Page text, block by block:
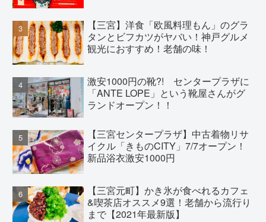
【三宮】洋食「欧風料理もん」のグラ
タンとビフカツがヤバい！神戸グルメ
観光におすすめ！老舗の味！
激安1000円の靴?! センタープラザに
「ANTE LOPE」という靴屋さんがグ
ランドオープン！！
【三宮センタープラザ】中古着物リサ
イクル「きものCITY」7/7オープン！
新品浴衣激安1000円
【三宮元町】かき氷が食べれるカフェ
&喫茶店オススメ9選！老舗から流行り
まで【2021年最新版】